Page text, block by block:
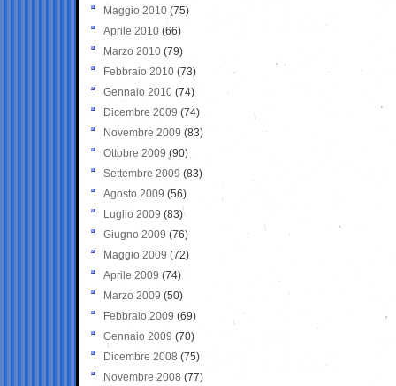
Maggio 2010 (75)
Aprile 2010 (66)
Marzo 2010 (79)
Febbraio 2010 (73)
Gennaio 2010 (74)
Dicembre 2009 (74)
Novembre 2009 (83)
Ottobre 2009 (90)
Settembre 2009 (83)
Agosto 2009 (56)
Luglio 2009 (83)
Giugno 2009 (76)
Maggio 2009 (72)
Aprile 2009 (74)
Marzo 2009 (50)
Febbraio 2009 (69)
Gennaio 2009 (70)
Dicembre 2008 (75)
Novembre 2008 (77)